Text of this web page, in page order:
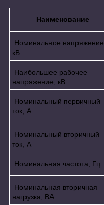
Наименование
Номинальное напряжение,
кВ
Наибольшее рабочее
напряжение, кВ
Номинальный первичный
ток, А
Номинальный вторичный
ток, А
Номинальная частота, Гц
Номинальная вторичная
нагрузка, ВА